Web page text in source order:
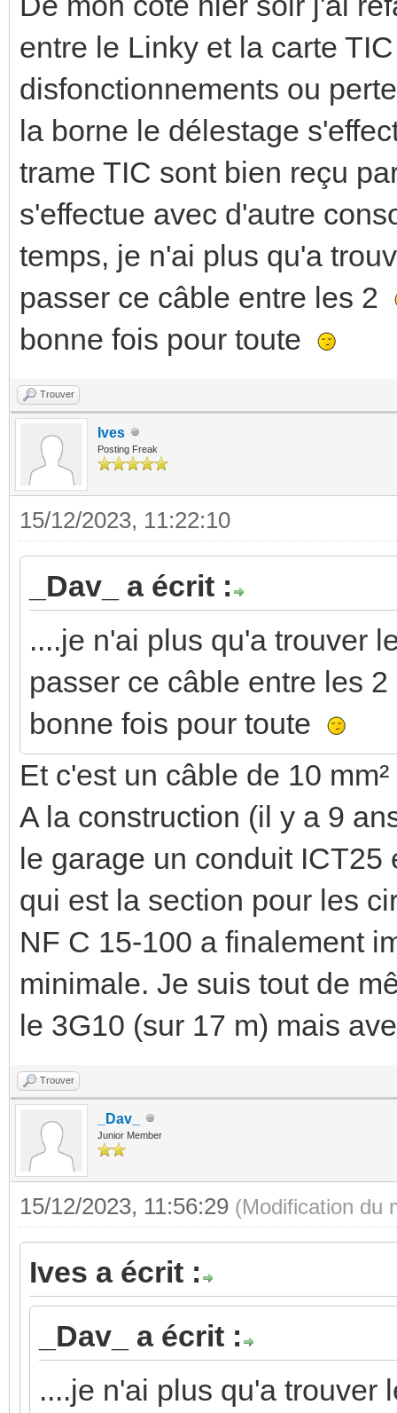
entre le Linky et la carte
disfonctionnements ou
la borne le délestage
trame TIC sont bien reçu
s'effectue avec d'autre
temps, je n'ai plus qu'a
passer ce câble entre les 2
bonne fois pour toute
Trouver
Ives
Posting Freak
15/12/2023, 11:22:10
_Dav_ a écrit :
....je n'ai plus qu'a trouver
passer ce câble entre les
bonne fois pour toute
Et c'est un câble de 10 mm²
A la construction (il y a 9
le garage un conduit ICT25
qui est la section pour les
NF C 15-100 a finalement
minimale. Je suis tout de
le 3G10 (sur 17 m) mais
Trouver
_Dav_
Junior Member
15/12/2023, 11:56:29 (Modification du
Ives a écrit :
_Dav_ a écrit :
....je n'ai plus qu'a trouver